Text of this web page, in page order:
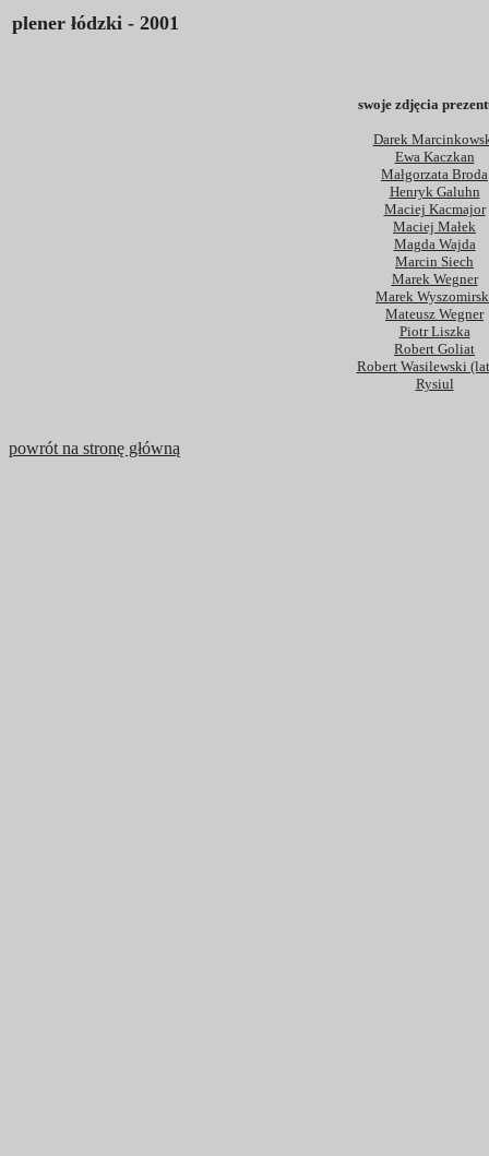
plener łódzki - 2001
swoje zdjęcia
Darek
Ewa Kaczkan
Małgorzata Broda
Henryk Galuhn
Maciej Kacmajor
Maciej Małek
Magda Wajda
Marcin Siech
Marek Wegner
Marek
Mateusz Wegner
Piotr Liszka
Robert Goliat
Robert Wasilewski
Rysiul
powrót na stronę główną